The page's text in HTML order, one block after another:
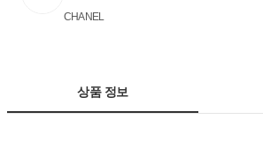
CHANEL
상품 정보